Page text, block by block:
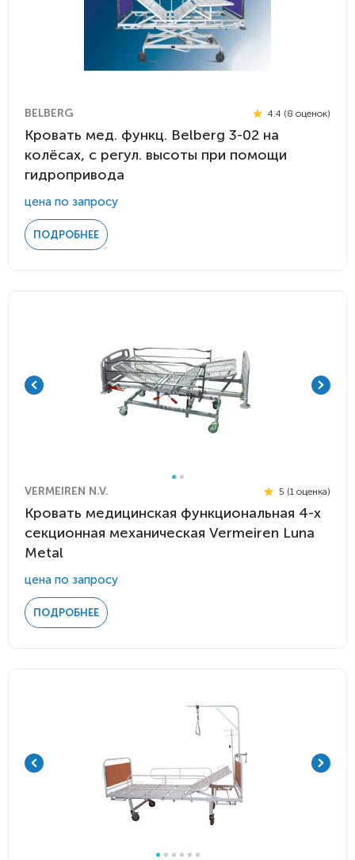
BELBERG 4.4 (8 оценок)
Кровать мед. функц. Belberg 3-02 на
колёсах, с регул. высоты при помощи
гидропривода
цена по запросу
ПОДРОБНЕЕ
VERMEIREN N.V. 5 (1 оценка)
Кровать медицинская функциональная 4-х
секционная механическая Vermeiren Luna
Metal
цена по запросу
ПОДРОБНЕЕ